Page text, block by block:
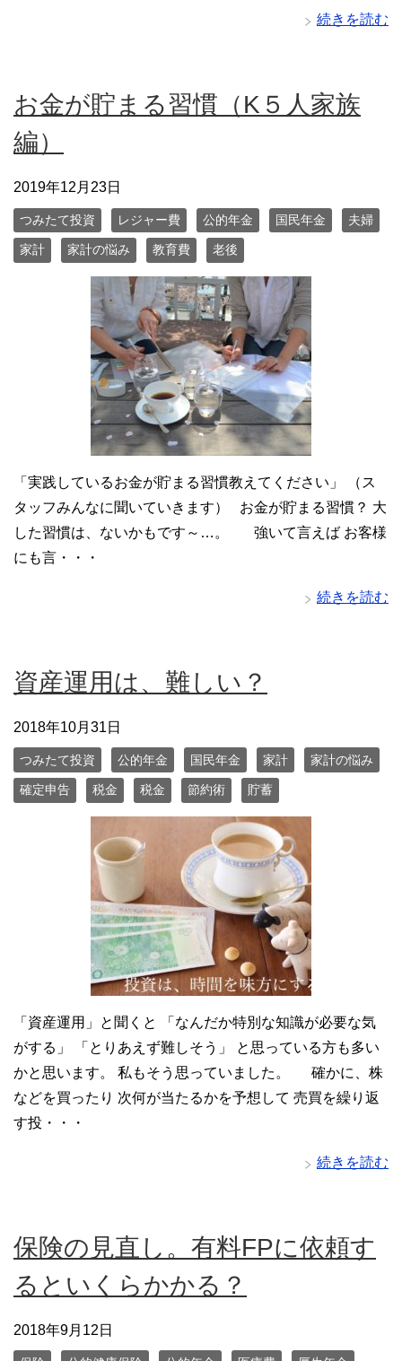
続きを読む
お金が貯まる習慣（K５人家族
編）
2019年12月23日
つみたて投資 レジャー費 公的年金 国民年金 夫婦
家計 家計の悩み 教育費 老後
「実践しているお金が貯まる習慣教えてください」 （ス
タッフみんなに聞いていきます） お金が貯まる習慣？ 大
した習慣は、ないかもです～…。 強いて言えば お客様
にも言・・・
続きを読む
資産運用は、難しい？
2018年10月31日
つみたて投資 公的年金 国民年金 家計 家計の悩み
確定申告 税金 税金 節約術 貯蓄
「資産運用」と聞くと 「なんだか特別な知識が必要な気
がする」 「とりあえず難しそう」 と思っている方も多い
かと思います。 私もそう思っていました。 確かに、株
などを買ったり 次何が当たるかを予想して 売買を繰り返
す投・・・
続きを読む
保険の見直し。有料FPに依頼す
るといくらかかる？
2018年9月12日